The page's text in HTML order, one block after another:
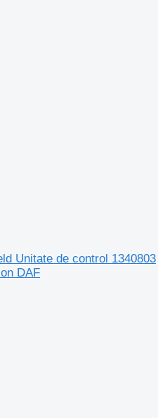
Unitate de control 1340803
DAF